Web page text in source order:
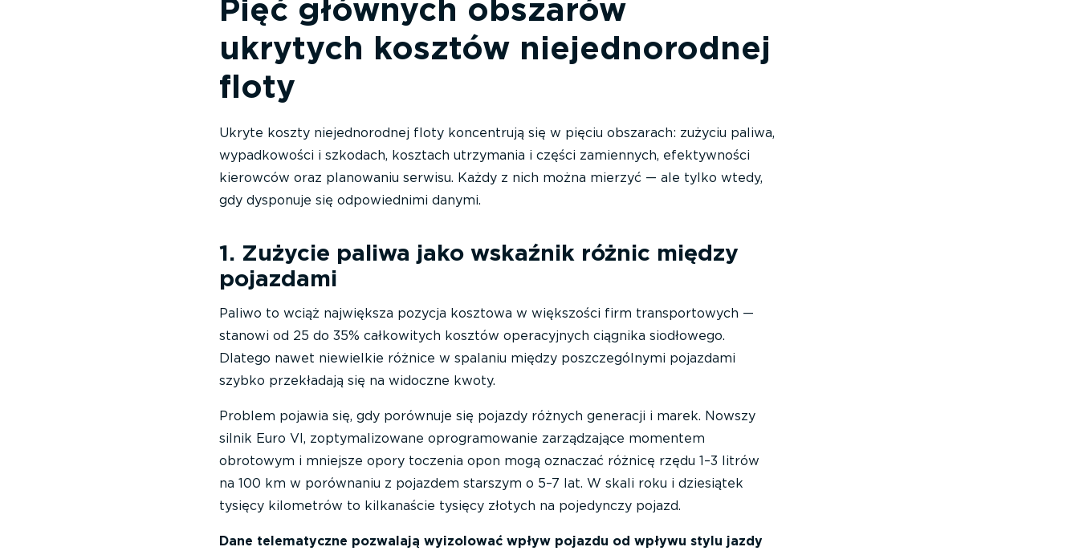
Pięć głównych obszarów
ukrytych kosztów niejednorodnej
floty
Ukryte koszty niejednorodnej floty koncentrują się w pięciu obszarach: zużyciu paliwa,
wypadkowości i szkodach, kosztach utrzymania i części zamiennych, efektywności
kierowców oraz planowaniu serwisu. Każdy z nich można mierzyć — ale tylko wtedy,
gdy dysponuje się odpowiednimi danymi.
1. Zużycie paliwa jako wskaźnik różnic między
pojazdami
Paliwo to wciąż największa pozycja kosztowa w większości firm transportowych —
stanowi od 25 do 35% całkowitych kosztów operacyjnych ciągnika siodłowego.
Dlatego nawet niewielkie różnice w spalaniu między poszczególnymi pojazdami
szybko przekładają się na widoczne kwoty.
Problem pojawia się, gdy porównuje się pojazdy różnych generacji i marek. Nowszy
silnik Euro VI, zoptymalizowane oprogramowanie zarządzające momentem
obrotowym i mniejsze opory toczenia opon mogą oznaczać różnicę rzędu 1–3 litrów
na 100 km w porównaniu z pojazdem starszym o 5–7 lat. W skali roku i dziesiątek
tysięcy kilometrów to kilkanaście tysięcy złotych na pojedynczy pojazd.
Dane telematyczne pozwalają wyizolować wpływ pojazdu od wpływu stylu jazdy